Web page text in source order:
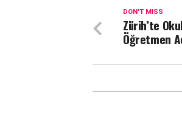
DON'T MISS
Zürih’te
Öğretmen